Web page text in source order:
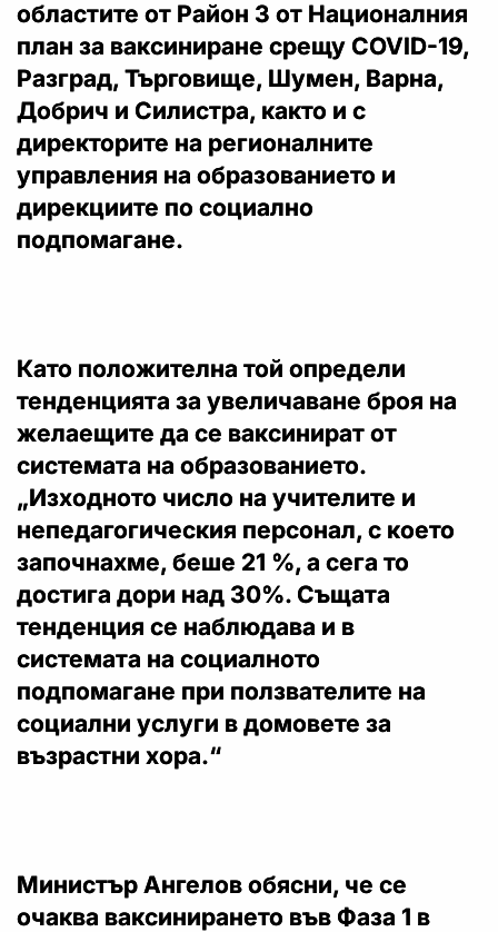
областите от Район 3 от Националния
план за ваксиниране срещу COVID-19,
Разград, Търговище, Шумен, Варна,
Добрич и Силистра, както и с
директорите на регионалните
управления на образованието и
дирекциите по социално
подпомагане.
Като положителна той определи
тенденцията за увеличаване броя на
желаещите да се ваксинират от
системата на образованието.
„Изходното число на учителите и
непедагогическия персонал, с което
започнахме, беше 21 %, а сега то
достига дори над 30%. Същата
тенденция се наблюдава и в
системата на социалното
подпомагане при ползвателите на
социални услуги в домовете за
възрастни хора.“
Министър Ангелов обясни, че се
очаква ваксинирането във Фаза 1 в